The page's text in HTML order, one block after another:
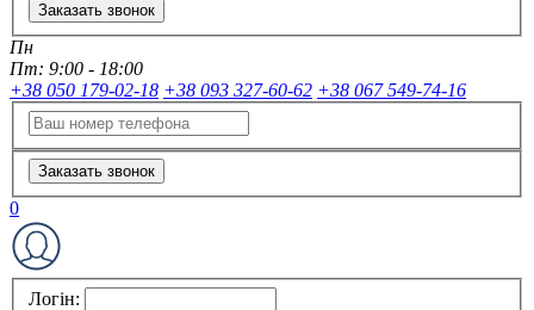
Заказать звонок
Пн
Пт: 9:00 - 18:00
+38 050 179-02-18 +38 093 327-60-62 +38 067 549-74-16
Заказать звонок
0
Логін: